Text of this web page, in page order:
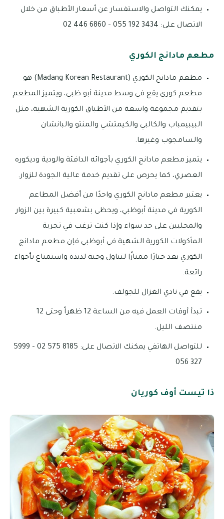
يمكنك التواصل والاستفسار عن أسعار الأطباق من خلال
الاتصال على: 3434 192 055 – 6860 446 02
مطعم مادانج الكوري
مطعم مادانج الكوري (Madang Korean Restaurant) هو
مطعم كوري يقع في وسط مدينة أبو ظبي، ويتميز المطعم
بتقديم مجموعة واسعة من الأطباق الكورية الشهية، مثل
البيبيمباب والكالبي والكيمتشي والمنتو والبانشان
والسامجوب وغيرها.
يتميز مطعم مادانج الكوري بأجوائه الدافئة والودية وديكوره
العصري، كما يحرص على تقديم خدمة عالية الجودة للزوار.
يعتبر مطعم مادانج الكوري واحدًا من أفضل المطاعم
الكورية في مدينة أبوظبي، ويحظى بشعبية كبيرة بين الزوار
والمحليين على حد سواء وإذا كنت ترغب في تجربة
المأكولات الكورية الشهية في أبوظبي فإن مطعم مادانج
الكوري يعد خيارًا ممتازًا لتناول وجبة لذيذة واستمتاع بأجواء
رائعة.
يقع في نادي الغزال للجولف.
تبدأ أوقات العمل فيه من الساعة 12 ظهراً وحتى 12
منتصف الليل.
للتواصل الهاتفي يمكنك الاتصال على: 8185 575 02 – 5999
327 056
ذا تيست أوف كوريان